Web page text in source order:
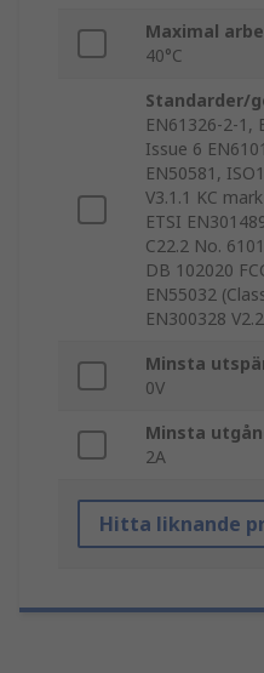
Maximal
40°C
Standarder/
EN61326-2-1,
Issue 6
EN50581,
V3.1.1 KC
ETSI
C22.2 No.
DB 102020
EN55032
EN300328
Minsta
0V
Minsta
2A
Hitta liknande